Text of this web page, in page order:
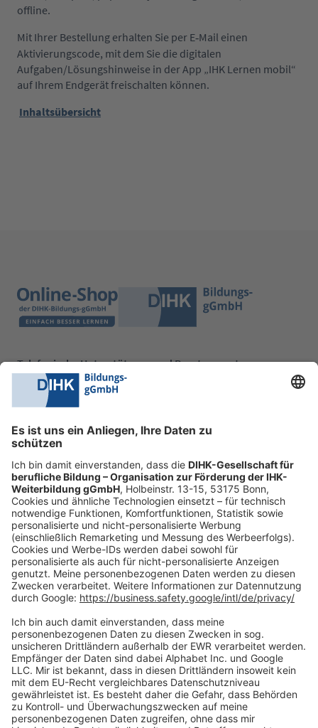
offline.
Mit Ihrer Bestellung erhalten Sie per E‐Mail einen
Aktivierungscode, mit dem Sie die digitalen
Aufgaben/Lösungshinweise in der App „IHK Lernen mobil“
auf Ihrem Endgerät freischalten können.
Inhaltsübersicht
Telefonische Unterstützung und Beratung unter:
0228 6205 205
Fr.:
09:00-14:00 Uhr
shop@dihk-bildung.shop
Vertrag widerrufen
Zahlungsarten
Social Media
Oft Gesucht